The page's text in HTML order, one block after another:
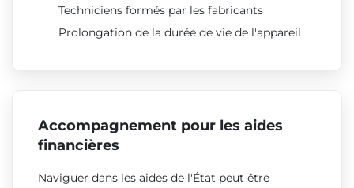
Techniciens formés par les fabricants
Prolongation de la durée de vie de l'appareil
Accompagnement pour les aides
financières
Naviguer dans les aides de l'État peut être